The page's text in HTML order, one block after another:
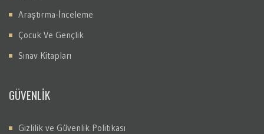
Araştırma-İnceleme
Çocuk Ve Gençlik
Sınav Kitapları
GÜVENLİK
Gizlilik ve Güvenlik Politikası